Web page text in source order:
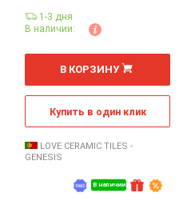
В наличии
1-3 дня
В наличии:
м
В КОРЗИНУ
Купить в один клик
LOVE CERAMIC TILES -
GENESIS